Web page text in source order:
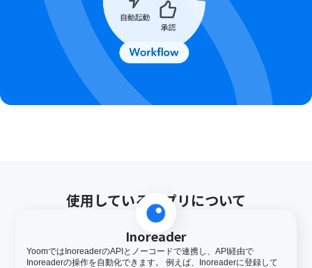
使用しているアプリについて
Inoreader
YoomではInoreaderのAPIとノーコードで連携し、API経由で
Inoreaderの操作を自動化できます。 例えば、Inoreaderに登録して